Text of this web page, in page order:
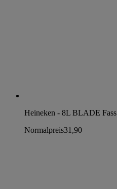
Heineken - 8L BLADE Fass
Normalpreis31,90